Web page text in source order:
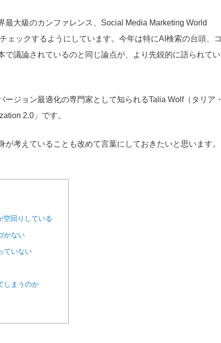
最大級のカンファレンス、Social Media Marketing World
ェックするようにしています。今年は特にAI検索の台頭、コ
議論されているのと同じ論点が、より先鋭的に語られてい
ジョン最適化の専門家として知られるTalia Wolf（タリア・
2.0」です。
考えていることも改めて言葉にしておきたいと思います。
空回りしている
かない
ていない
しまうのか